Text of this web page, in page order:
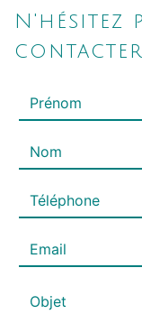
N'hésitez
contacter